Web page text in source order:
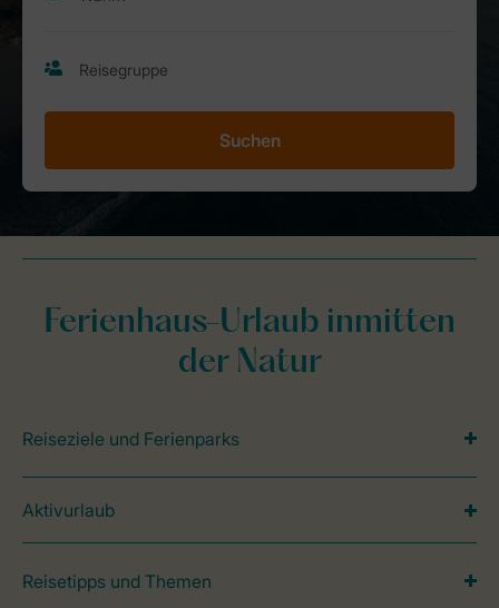
Suchen
Ferienhaus-Urlaub inmitten
der Natur
Reiseziele und Ferienparks
Aktivurlaub
Reisetipps und Themen